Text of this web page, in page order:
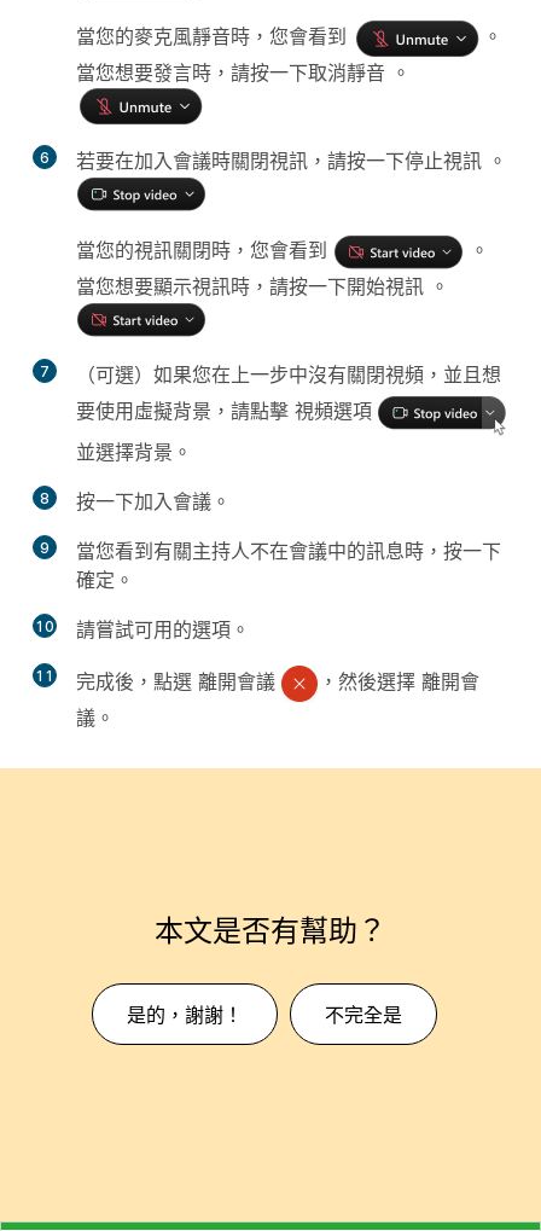
當您的麥克風靜音時，您會看到
。
當您想要發言時，請按一下取消靜音 。
6 若要在加入會議時關閉視訊，請按一下停止視訊 。
當您的視訊關閉時，您會看到
。
當您想要顯示視訊時，請按一下開始視訊 。
7
（可選）如果您在上一步中沒有關閉視頻，並且想
要使用虛擬背景，請點擊 視頻選項
並選擇背景。
8 按一下加入會議 。
9
當您看到有關主持人不在會議中的訊息時，按一下
確定 。
10 請嘗試可用的選項。
11 完成後，點選 離開會議 ，然後選擇 離開會
議 。
本文是否有幫助？
是的，謝謝！ 不完全是